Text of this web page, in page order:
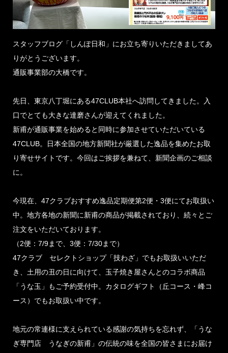
スタッフブログ「しんぽ日和」にお立ち寄りいただきましてあ
りがとうございます。
通販事業部の大橋です。
先日、東京八丁堀にある47CLUB本社へ訪問してきました。入
口でとても大きな達磨さんが迎えてくれました。
新甫が通販事業を始めると同時に参加させていただいている
47CLUB。日本全国の地方新聞社が厳選した逸品を集めたお取
り寄せサイトです。今回はご挨拶を兼ねて、新聞企画のご相談
に。
今現在、47クラブおすすめ逸品定期便第2便・3便にてお取扱い
中。地方各地の新聞に新甫の商品が掲載されており、続々とご
注文をいただいております。
（2便：7/9まで、3便：7/30まで）
47クラブ セレクトショップ「技わざ」でもお取扱いいただ
き、土用の丑の日に向けて、玉子焼き屋さんとのコラボ商品
「うな玉」もご予約受付中。カタログギフト（丘コース・峰コ
ース）でもお取扱い中です。
地元の常連様に支えられている感謝の気持ちを忘れず、「うな
ぎ専門店 うなぎの新甫」の伝統の味を全国の皆さまにお届け